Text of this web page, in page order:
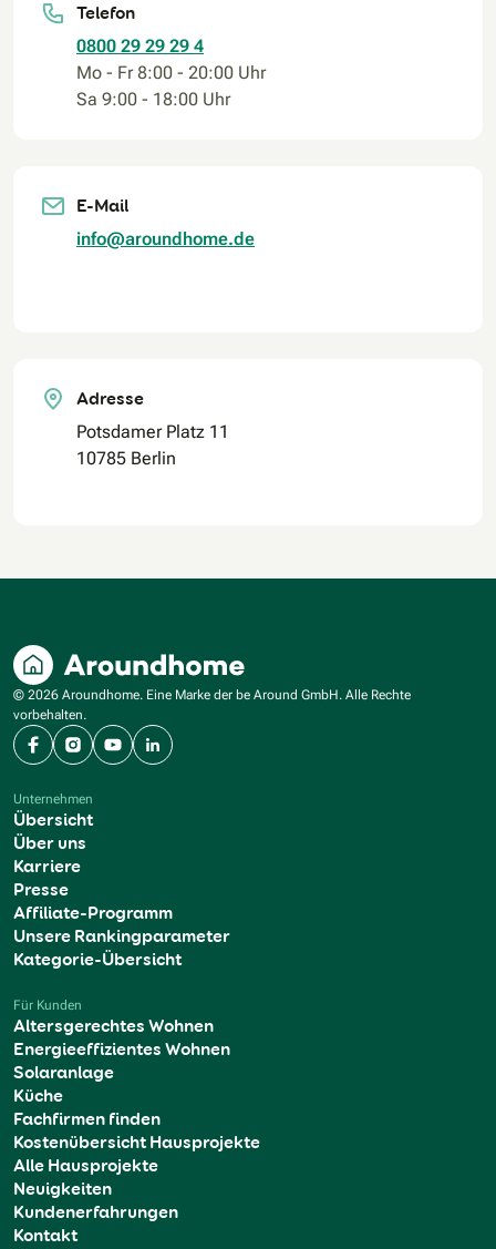
Telefon
0800 29 29 29 4
Mo - Fr 8:00 - 20:00 Uhr
Sa 9:00 - 18:00 Uhr
E-Mail
info@aroundhome.de
Adresse
Potsdamer Platz 11
10785 Berlin
© 2026 Aroundhome. Eine Marke der be Around GmbH. Alle Rechte
vorbehalten.
FacebookInstagram
YouTubeLinkedIn
Unternehmen
Übersicht
Über uns
Karriere
Presse
Affiliate-Programm
Unsere Rankingparameter
Kategorie-Übersicht
Für Kunden
Altersgerechtes Wohnen
Energieeffizientes Wohnen
Solaranlage
Küche
Fachfirmen finden
Kostenübersicht Hausprojekte
Alle Hausprojekte
Neuigkeiten
Kundenerfahrungen
Kontakt